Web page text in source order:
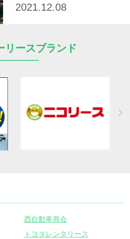
2021.12.08
リースブランド
西自動車商会
トヨタレンタリース